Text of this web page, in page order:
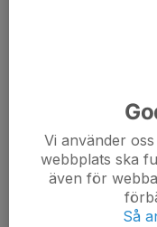
Vi använder
webbplats ska
även för
Så